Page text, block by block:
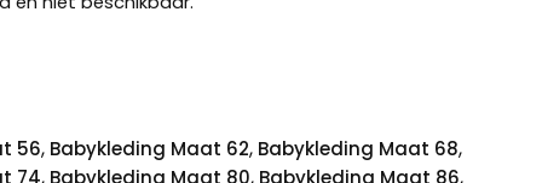
56, Babykleding Maat 62, Babykleding Maat 68,